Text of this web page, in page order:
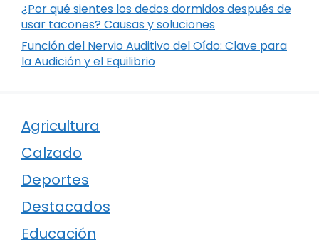
¿Por qué sientes los dedos dormidos después de
usar tacones? Causas y soluciones
Función del Nervio Auditivo del Oído: Clave para
la Audición y el Equilibrio
Agricultura
Calzado
Deportes
Destacados
Educación